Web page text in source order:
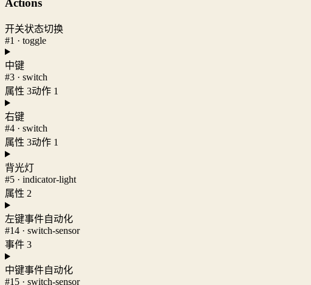
开关状态切换
#1 · toggle
中键
#3 · switch
属性 3动作 1
右键
#4 · switch
属性 3动作 1
背光灯
#5 · indicator-light
属性 2
左键事件自动化
#14 · switch-sensor
事件 3
中键事件自动化
#15 · switch-sensor